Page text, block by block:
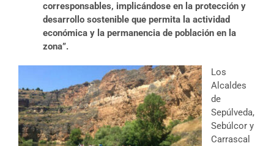
corresponsables, implicándose en la protección y
desarrollo sostenible que permita la actividad
económica y la permanencia de población en la
zona”.
Los
Alcaldes
de
Sepúlveda,
Sebúlcor y
Carrascal